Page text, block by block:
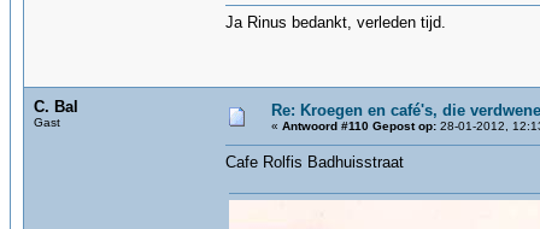
Ja Rinus bedankt, verleden tijd.
C. Bal
Gast
Re: Kroegen en café's, die
« Antwoord #110 Gepost op: 28-01-2012,
Cafe Rolfis Badhuisstraat